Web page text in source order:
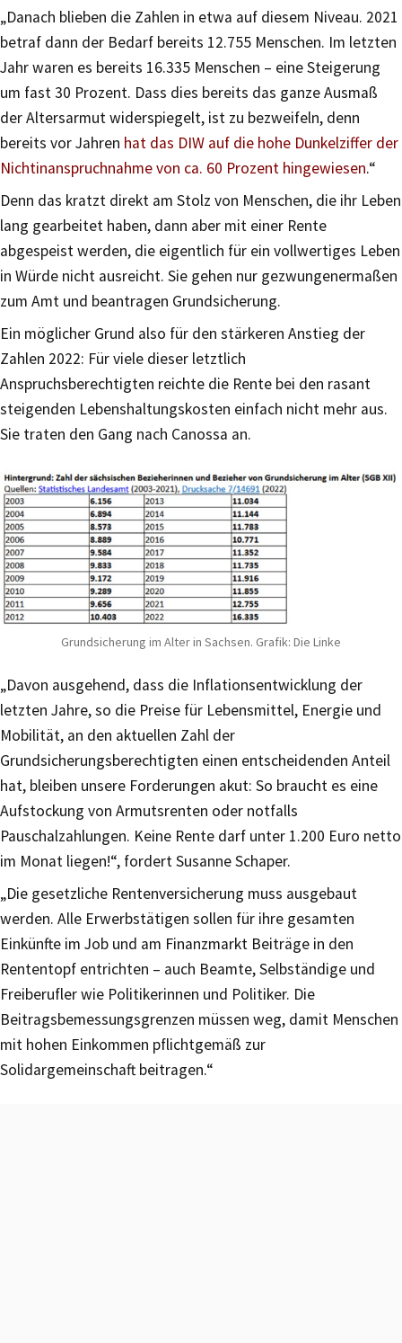
„Danach blieben die Zahlen in etwa auf diesem Niveau. 2021
betraf dann der Bedarf bereits 12.755 Menschen. Im letzten
Jahr waren es bereits 16.335 Menschen – eine Steigerung
um fast 30 Prozent. Dass dies bereits das ganze Ausmaß
der Altersarmut widerspiegelt, ist zu bezweifeln, denn
bereits vor Jahren hat das DIW auf die hohe Dunkelziffer der
Nichtinanspruchnahme von ca. 60 Prozent hingewiesen.“
Denn das kratzt direkt am Stolz von Menschen, die ihr Leben
lang gearbeitet haben, dann aber mit einer Rente
abgespeist werden, die eigentlich für ein vollwertiges Leben
in Würde nicht ausreicht. Sie gehen nur gezwungenermaßen
zum Amt und beantragen Grundsicherung.
Ein möglicher Grund also für den stärkeren Anstieg der
Zahlen 2022: Für viele dieser letztlich
Anspruchsberechtigten reichte die Rente bei den rasant
steigenden Lebenshaltungskosten einfach nicht mehr aus.
Sie traten den Gang nach Canossa an.
Grundsicherung im Alter in Sachsen. Grafik: Die Linke
„Davon ausgehend, dass die Inflationsentwicklung der
letzten Jahre, so die Preise für Lebensmittel, Energie und
Mobilität, an den aktuellen Zahl der
Grundsicherungsberechtigten einen entscheidenden Anteil
hat, bleiben unsere Forderungen akut: So braucht es eine
Aufstockung von Armutsrenten oder notfalls
Pauschalzahlungen. Keine Rente darf unter 1.200 Euro netto
im Monat liegen!“, fordert Susanne Schaper.
„Die gesetzliche Rentenversicherung muss ausgebaut
werden. Alle Erwerbstätigen sollen für ihre gesamten
Einkünfte im Job und am Finanzmarkt Beiträge in den
Rententopf entrichten – auch Beamte, Selbständige und
Freiberufler wie Politikerinnen und Politiker. Die
Beitragsbemessungsgrenzen müssen weg, damit Menschen
mit hohen Einkommen pflichtgemäß zur
Solidargemeinschaft beitragen.“